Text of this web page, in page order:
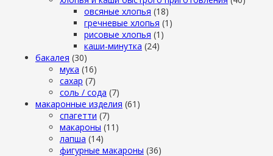
овсяные хлопья (18)
гречневые хлопья (1)
рисовые хлопья (1)
каши-минутка (24)
бакалея (30)
мука (16)
сахар (7)
cоль / cода (7)
макаронные изделия (61)
cпагетти (7)
макароны (11)
лапша (14)
фигурные макароны (36)